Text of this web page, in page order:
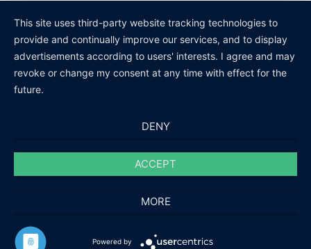
This site uses third-party website tracking technologies to
provide and continually improve our services, and to display
advertisements according to users' interests. I agree and may
revoke or change my consent at any time with effect for the
future.
DENY
ACCEPT
MORE
Powered by